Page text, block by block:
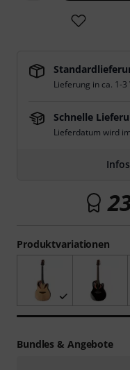
Produktvariationen
Lieferung in ca. 1-
Schnelle
Lieferdatum wird
Bundles & Angebote